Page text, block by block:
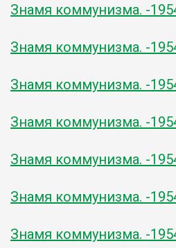
Знамя коммунизма. -
Знамя коммунизма. -
Знамя коммунизма. -
Знамя коммунизма. -
Знамя коммунизма. -
Знамя коммунизма. -
Знамя коммунизма. -